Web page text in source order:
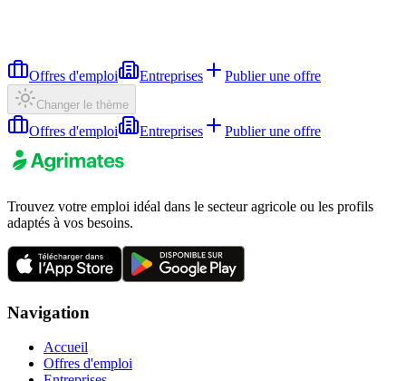
Offres d'emploi Entreprises Publier une offre
Changer le thème
Offres d'emploi Entreprises Publier une offre
Trouvez votre emploi idéal dans le secteur agricole ou les profils
adaptés à vos besoins.
Navigation
Accueil
Offres d'emploi